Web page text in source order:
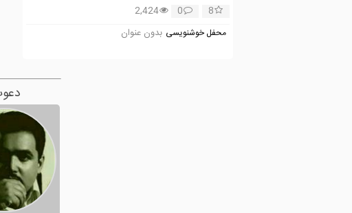
8
0
2,424
محفل خوشنویسی بدون عنوان